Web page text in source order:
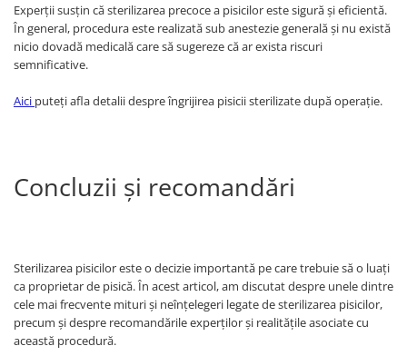
Experții susțin că sterilizarea precoce a pisicilor este sigură și eficientă.
În general, procedura este realizată sub anestezie generală și nu există
nicio dovadă medicală care să sugereze că ar exista riscuri
semnificative.
Aici puteți afla detalii despre îngrijirea pisicii sterilizate după operație.
Concluzii și recomandări
Sterilizarea pisicilor este o decizie importantă pe care trebuie să o luați
ca proprietar de pisică. În acest articol, am discutat despre unele dintre
cele mai frecvente mituri și neînțelegeri legate de sterilizarea pisicilor,
precum și despre recomandările experților și realitățile asociate cu
această procedură.